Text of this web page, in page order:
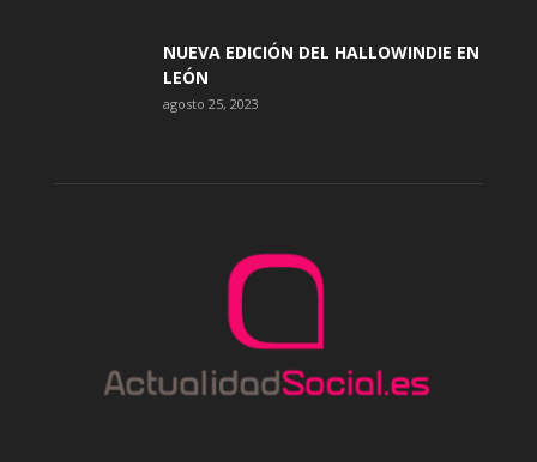
NUEVA EDICIÓN DEL HALLOWINDIE EN
LEÓN
agosto 25, 2023